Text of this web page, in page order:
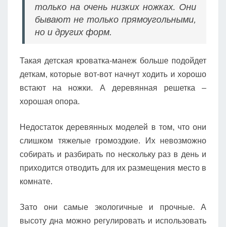
только на очень низких ножках. Они
бывают не только прямоугольными,
но и других форм.
Такая детская кроватка-манеж больше подойдет
деткам, которые вот-вот начнут ходить и хорошо
встают на ножки. А деревянная решетка –
хорошая опора.
Недостаток деревянных моделей в том, что они
слишком тяжелые громоздкие. Их невозможно
собирать и разбирать по нескольку раз в день и
приходится отводить для их размещения место в
комнате.
Зато они самые экологичные и прочные. А
высоту дна можно регулировать и использовать